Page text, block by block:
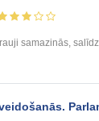
samazinās,